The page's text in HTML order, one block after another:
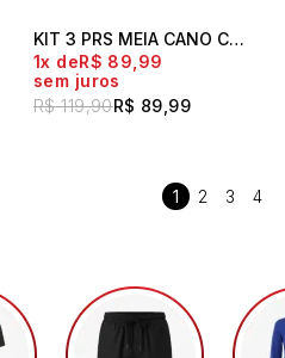
KIT 3 PRS MEIA CANO CURTO CK PRETO
R$ 119,90R$ 89,99
1x
R$ 89,99
sem juros
1 2 3 4